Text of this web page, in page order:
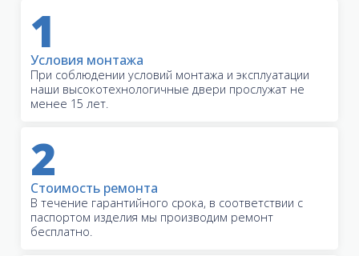
1
Условия монтажа
При соблюдении условий монтажа и эксплуатации
наши высокотехнологичные двери прослужат не
менее 15 лет.
2
Стоимость ремонта
В течение гарантийного срока, в соответствии с
паспортом изделия мы производим ремонт
бесплатно.